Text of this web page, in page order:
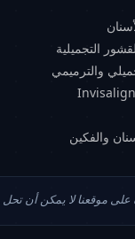
التجميلية
والترميمي
والفكين
على موقعنا لا يمكن أن